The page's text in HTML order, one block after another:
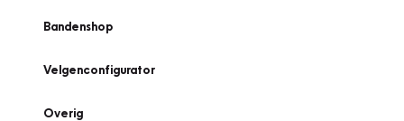
Bandenshop
Velgenconfigurator
Overig